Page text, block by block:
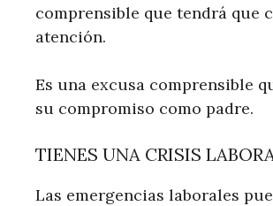
comprensible que tendrá que
atención.
Es una excusa comprensible
su compromiso como padre.
TIENES UNA CRISIS
Las emergencias laborales